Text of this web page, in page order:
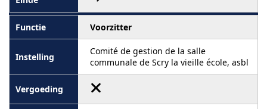
Voorzitter
Comité de gestion de la salle
communale de Scry la vieille école, asbl